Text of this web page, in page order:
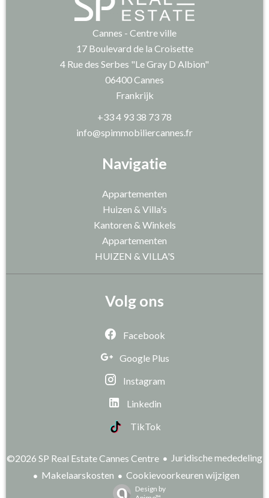
Navigatie
Appartementen
Huizen & Villa's
Kantoren & Winkels
Appartementen
HUIZEN & VILLA'S
Cannes - Centre ville
17 Boulevard de la Croisette
4 Rue des Serbes "Le Gray D Albion"
06400Cannes
Frankrijk
+33 4 93 38 73 78
info@spimmobiliercannes.fr
Volg ons
Facebook
Google Plus
Instagram
Linkedin
TikTok
©2026 SP Real Estate Cannes Centre
Juridische mededeling
Makelaarskosten
Cookievoorkeuren wijzigen
Design by